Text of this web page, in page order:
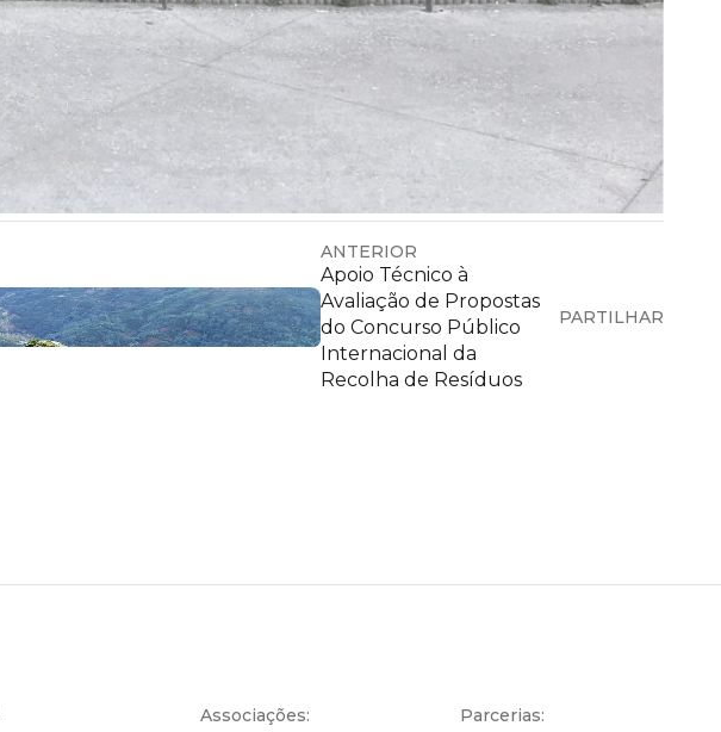
ANTERIOR
Apoio Técnico à
Avaliação de Propostas
do Concurso Público
Internacional da
Recolha de Resíduos
PARTILHAR
Associações: Parcerias: